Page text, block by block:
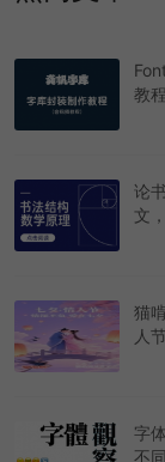
教程
论
文
猫
人
字
不